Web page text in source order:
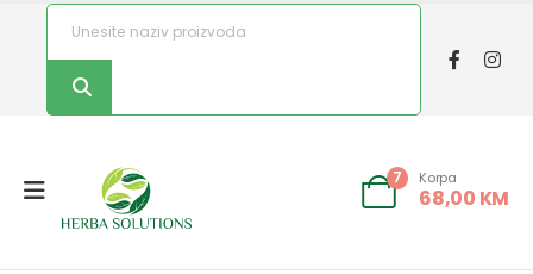
7 Korpa
68,00 KM